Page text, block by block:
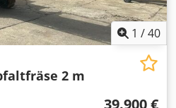
1 /40
2 m
39.900 €